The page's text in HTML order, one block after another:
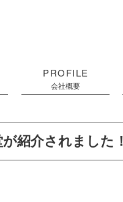
PROFILE
会社概要
紹介されました！